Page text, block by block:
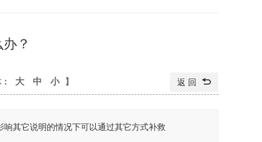
？
大 中 小 】 返 回
其它说明的情况下可以通过其它方式补救